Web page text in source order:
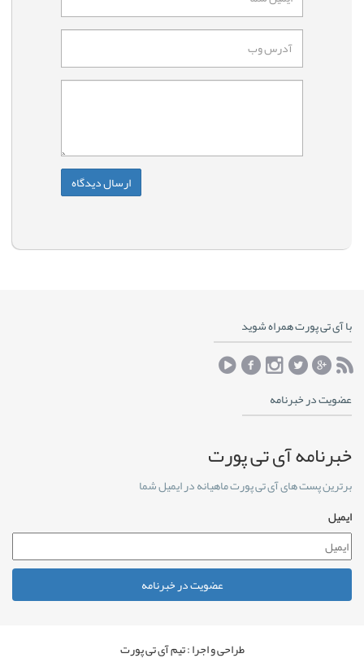
با آی تی پورت همراه شوید
عضویت در خبرنامه
خبرنامه آی تی پورت
برترین پست های آی تی پورت ماهیانه در ایمیل شما
ایمیل
عضویت در خبرنامه
طراحی و اجرا : تیم آی تی پورت